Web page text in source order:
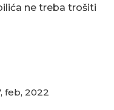
ne treba trošiti
feb, 2022